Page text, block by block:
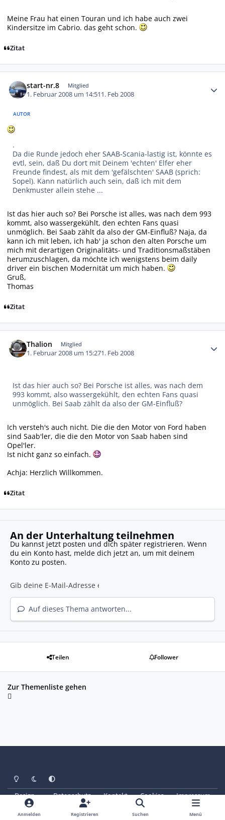
Meine Frau hat einen Touran und ich habe auch zwei
Kindersitze im Cabrio. das geht schon.
Zitat
start-nr.8 Mitglied
1. Februar 2008 um 14:511. Feb 2008
AUTOR
.
Da die Runde jedoch eher SAAB-Scania-lastig ist, könnte es
evtl, sein, daß Du dort mit Deinem 'echten' Elfer eher
Freunde findest, als mit dem 'gefälschten' SAAB (sprich:
Sopel). Kann natürlich auch sein, daß ich mit dem
Denkmuster allein stehe ...
Ist das hier auch so? Bei Porsche ist alles, was nach dem 993
kommt, also wassergekühlt, den echten Fans quasi
unmöglich. Bei Saab zählt da also der GM-Einfluß? Naja, da
kann ich mit leben, ich hab' ja schon den alten Porsche um
mich mit derartigen Originalitäts- und Traditionsmaßstäben
herumzuschlagen, da möchte ich wenigstens beim daily
driver ein bischen Modernität um mich haben.
Gruß,
Thomas
Zitat
Thalion Mitglied
1. Februar 2008 um 15:271. Feb 2008
Ist das hier auch so? Bei Porsche ist alles, was nach dem
993 kommt, also wassergekühlt, den echten Fans quasi
unmöglich. Bei Saab zählt da also der GM-Einfluß?
Ich versteh's auch nicht. Die die den Motor von Ford haben
sind Saab'ler, die die den Motor von Saab haben sind
Opel'ler.
Ist nicht ganz so einfach.
Achja: Herzlich Willkommen.
Zitat
An der Unterhaltung teilnehmen
Du kannst jetzt posten und dich später registrieren. Wenn
du ein Konto hast, melde dich jetzt an, um mit deinem
Konto zu posten.
Auf dieses Thema antworten...
Teilen Follower
Zur Themenliste gehen
Heller ModusDunkler Modus
Systemeinstellung
Design Datenschutz Kontakt Cookies
Impressum
© Copyright 2025 - SAABoteure e. V.
Powered by Invision Community
Anmelden Registrieren Suchen Menü